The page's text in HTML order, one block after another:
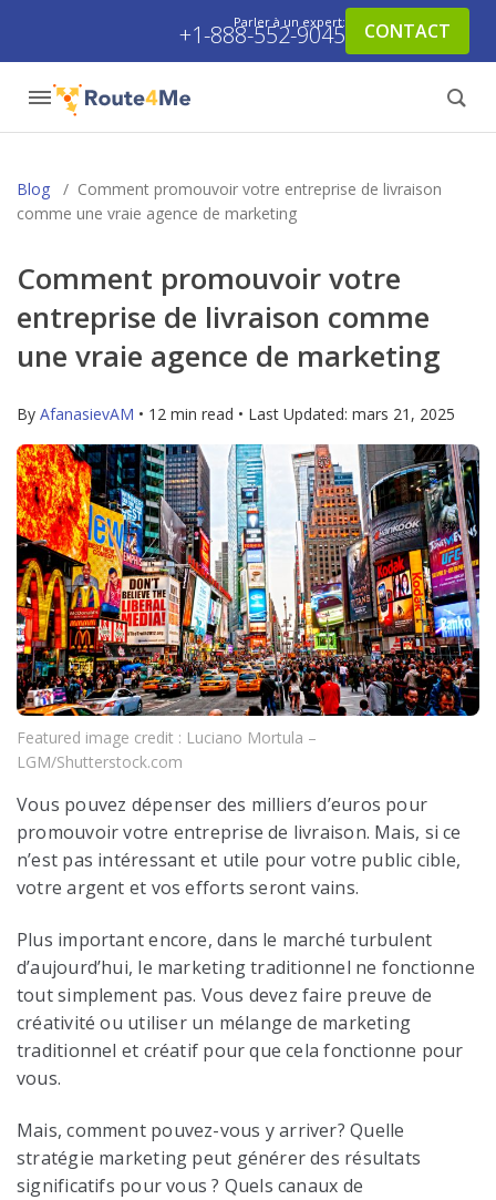
Parler à un expert:
+1-888-552-9045 CONTACT
Blog / Comment promouvoir votre entreprise de livraison
comme une vraie agence de marketing
Comment promouvoir votre
entreprise de livraison comme
une vraie agence de marketing
By AfanasievAM • 12 min read • Last Updated: mars 21, 2025
Featured image credit : Luciano Mortula –
LGM/Shutterstock.com
Vous pouvez dépenser des milliers d’euros pour
promouvoir votre entreprise de livraison. Mais, si ce
n’est pas intéressant et utile pour votre public cible,
votre argent et vos efforts seront vains.
Plus important encore, dans le marché turbulent
d’aujourd’hui, le marketing traditionnel ne fonctionne
tout simplement pas. Vous devez faire preuve de
créativité ou utiliser un mélange de marketing
traditionnel et créatif pour que cela fonctionne pour
vous.
Mais, comment pouvez-vous y arriver? Quelle
stratégie marketing peut générer des résultats
significatifs pour vous ? Quels canaux de